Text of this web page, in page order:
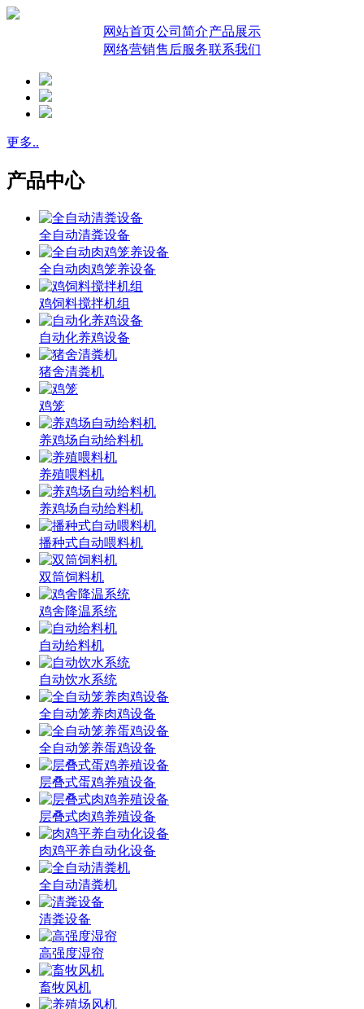
网站首页公司简介产品展示
网络营销售后服务联系我们
更多..
产品中心
全自动清粪设备
全自动肉鸡笼养设备
鸡饲料搅拌机组
自动化养鸡设备
猪舍清粪机
鸡笼
养鸡场自动给料机
养殖喂料机
养鸡场自动给料机
播种式自动喂料机
双筒饲料机
鸡舍降温系统
自动给料机
自动饮水系统
全自动笼养肉鸡设备
全自动笼养蛋鸡设备
层叠式蛋鸡养殖设备
层叠式肉鸡养殖设备
肉鸡平养自动化设备
全自动清粪机
清粪设备
高强度湿帘
畜牧风机